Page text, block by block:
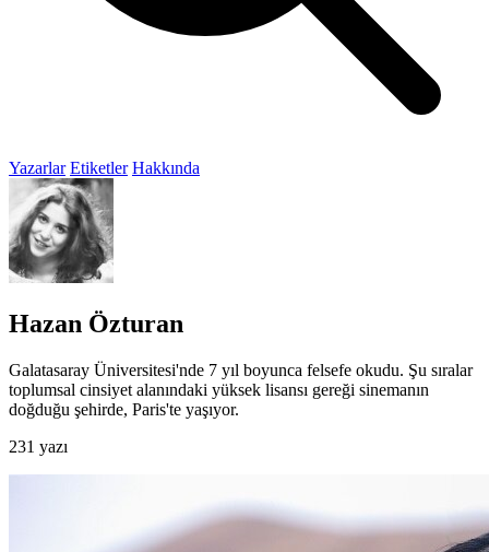
Yazarlar Etiketler Hakkında
Hazan Özturan
Galatasaray Üniversitesi'nde 7 yıl boyunca felsefe okudu. Şu sıralar
toplumsal cinsiyet alanındaki yüksek lisansı gereği sinemanın
doğduğu şehirde, Paris'te yaşıyor.
231 yazı